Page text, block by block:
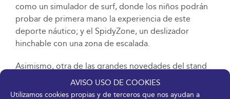
AVISO USO DE COOKIES
Utilizamos cookies propias y de terceros que nos ayudan a
como un simulador de surf, donde los niños podrán
probar de primera mano la experiencia de este
deporte náutico; y el SpidyZone, un deslizador
hinchable con una zona de escalada.
Asimismo, otra de las grandes novedades del stand
de Fundación Unicaja para esta Navidad es la zona
Lego, donde los personajes de Harry Potter cobrarán